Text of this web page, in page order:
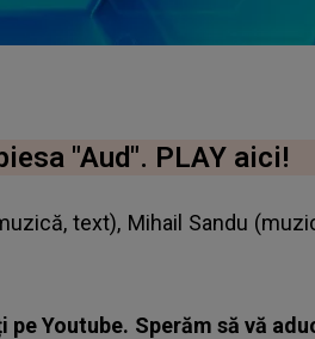
"Aud". PLAY aici!
text), Mihail Sandu
Youtube. Sperăm să vă